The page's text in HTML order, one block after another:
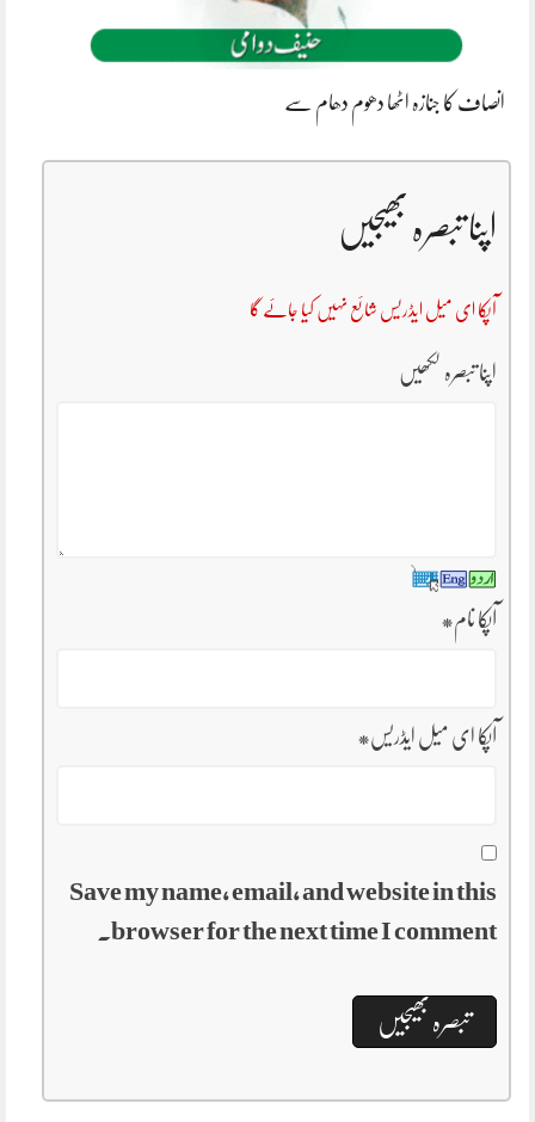
انصاف کا جنازہ اٹھا دھوم دھام سے
اپنا تبصرہ بھیجیں
آپکا ای میل ایڈریس شائع نہیں کیا جائے گا
اپنا تبصرہ لکھیں
آپکا نام*
آپکا ای میل ایڈریس*
Save my name, email, and website in this
browser for the next time I comment.